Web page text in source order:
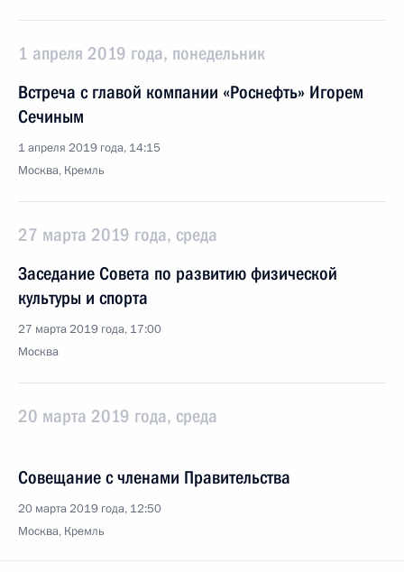
1 апреля 2019 года, понедельник
Встреча с главой компании «Роснефть» Игорем
Сечиным
1 апреля 2019 года, 14:15
Москва, Кремль
27 марта 2019 года, среда
Заседание Совета по развитию физической
культуры и спорта
27 марта 2019 года, 17:00
Москва
20 марта 2019 года, среда
Совещание с членами Правительства
20 марта 2019 года, 12:50
Москва, Кремль